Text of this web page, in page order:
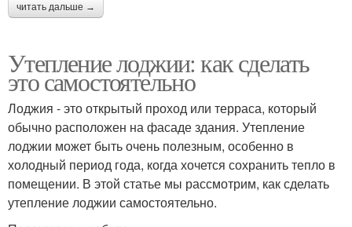
читать дальше →
Утепление лоджии: как сделать
это самостоятельно
Лоджия - это открытый проход или терраса, который
обычно расположен на фасаде здания. Утепление
лоджии может быть очень полезным, особенно в
холодный период года, когда хочется сохранить тепло в
помещении. В этой статье мы рассмотрим, как сделать
утепление лоджии самостоятельно.